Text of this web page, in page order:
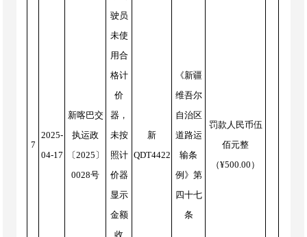
7
2025-
04-17
新喀巴交
执运政
〔2025〕
0028号
驶员
未使
用合
格计
价
器，
未按
照计
价器
显示
金额
收
新
QDT4422
《新疆
维吾尔
自治区
道路运
输条
例》第
四十七
条
罚款人民币伍
佰元整
（¥500.00）